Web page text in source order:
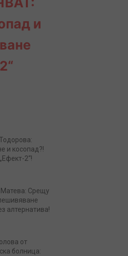
и
и косопад?!
2“!
Срещу
алтернатива!
от
болница: